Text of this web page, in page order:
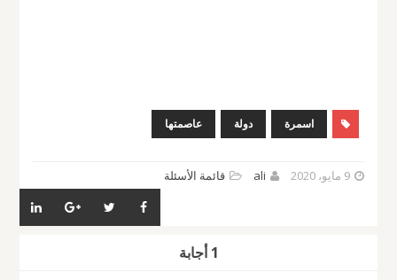
اسمرة دولة عاصمتها
9 مايو، 2020 ali قائمة الأسئلة
1 أجابة